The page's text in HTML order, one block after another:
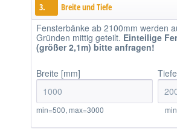
3. Breite und Tiefe
Fensterbänke ab 2100mm werden
Gründen mittig geteilt. Einteilige
(größer 2,1m) bitte anfragen!
Breite [mm]
min=500, max=3000